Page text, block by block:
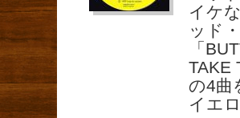
イケ
ッド
「
TAKE
の4曲
イエ